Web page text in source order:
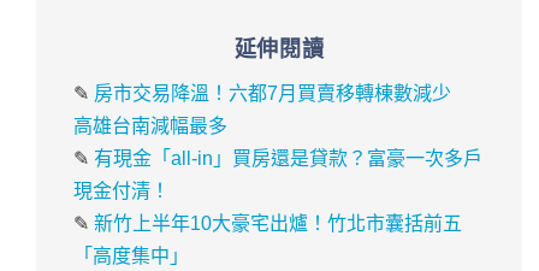
延伸閱讀
✎ 房市交易降溫！六都7月買賣移轉棟數減少
高雄台南減幅最多
✎ 有現金「all-in」買房還是貸款？富豪一次多戶
現金付清！
✎新竹上半年10大豪宅出爐！竹北市囊括前五
「高度集中」